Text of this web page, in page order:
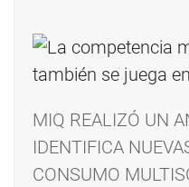
MIQ REALIZÓ UN
IDENTIFICA
CONSUMO